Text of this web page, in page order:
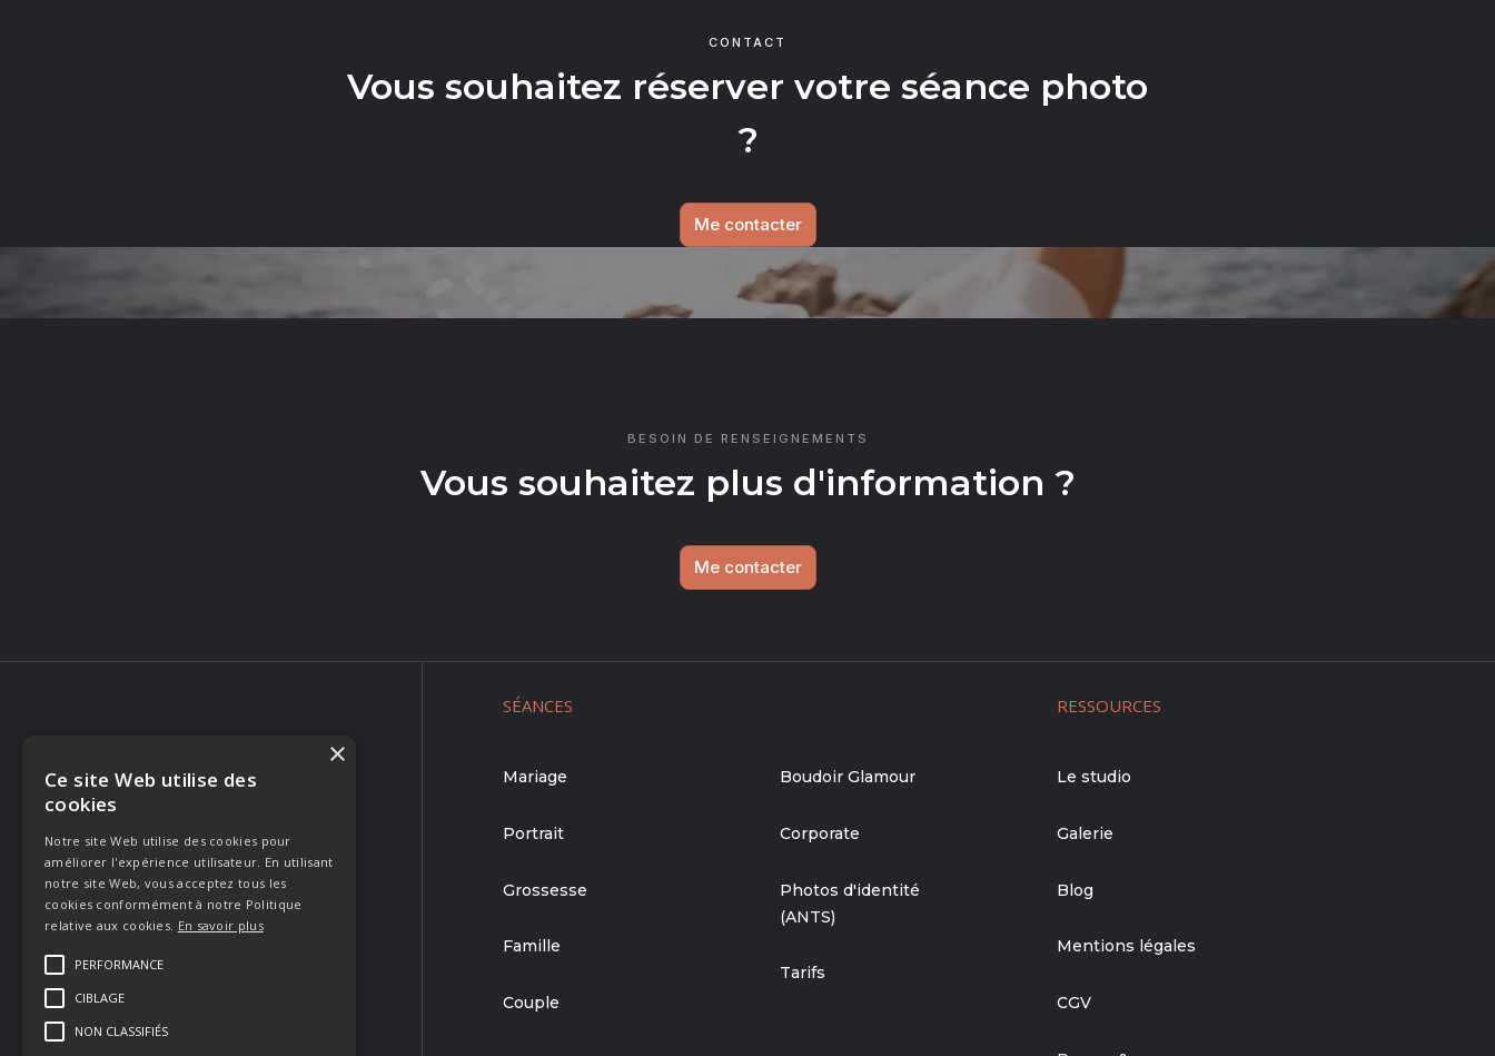
CONTACT
Vous souhaitez réserver votre séance photo
?
Me contacter
BESOIN DE RENSEIGNEMENTS
Vous souhaitez plus d'information ?
Me contacter
CONTACT
223 Rue Crillon
84310 Morières-lès-Avignon
FRANCE
Appeler
Envoyer un email
Contacter
SÉANCES
Mariage
Portrait
Grossesse
Famille
Couple
Boudoir Glamour
Corporate
Photos d'identité
(ANTS)
Tarifs
RESSOURCES
Le studio
Galerie
Blog
Mentions légales
CGV
Ce site Web utilise des
cookies
Notre site Web utilise des cookies pour
améliorer l'expérience utilisateur. En utilisant
notre site Web, vous acceptez tous les
cookies conformément à notre Politique
relative aux cookies. En savoir plus
PERFORMANCE
CIBLAGE
NON CLASSIFIÉS
×